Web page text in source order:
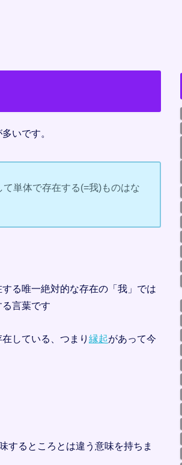
いです。
単体で存在する(=我)ものはな
る唯一絶対的な存在の「我」では
る言葉です
している、つまり 縁起があって今
するところとは違う意味を持ちま